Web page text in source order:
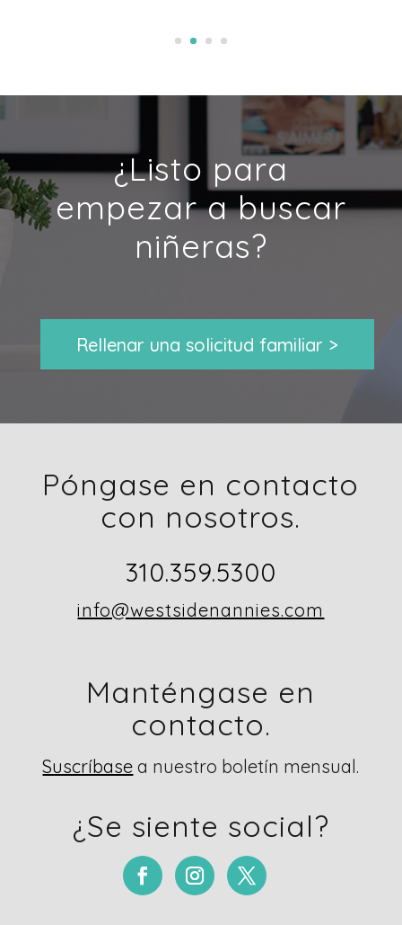
¿Listo para
empezar a buscar
niñeras?
Rellenar una solicitud familiar >
Póngase en contacto
con nosotros.
310.359.5300
info@westsidenannies.com
Manténgase en
contacto.
Suscríbase a nuestro boletín mensual.
¿Se siente social?